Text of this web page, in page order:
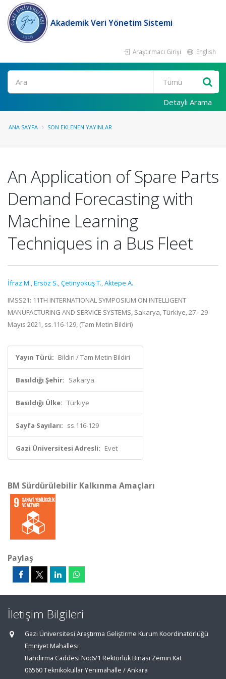
Akademik Veri Yönetim Sistemi
Araştırmacı Girişi English
Ara
Detaylı Arama
ANA SAYFA SON EKLENEN YAYINLAR
An Application of Spare Parts
Demand Forecasting with
Machine Learning
Techniques in a Bus Fleet
İfraz M.,Ersöz S.,Çetinyokuş T.,Aktepe A.
IMSS21: 11TH INTERNATIONAL SYMPOSIUM ON INTELLIGENT
MANUFACTURING AND SERVICE SYSTEMS, Sakarya, Türkiye, 27 - 29
Mayıs 2021, ss.116-129, (Tam Metin Bildiri)
Yayın Türü: Bildiri / Tam Metin Bildiri
Basıldığı Şehir: Sakarya
Basıldığı Ülke: Türkiye
Sayfa Sayıları: ss.116-129
Gazi Üniversitesi Adresli: Evet
BM Sürdürülebilir Kalkınma Amaçları
Paylaş
İletişim Bilgileri
Gazi Üniversitesi Araştırma Geliştirme Kurum Koordinatörlüğü
Emniyet Mahallesi
Bandırma Caddesi No:6/1 Rektörlük Binası Zemin Kat
06560 Teknikokullar Yenimahalle / Ankara